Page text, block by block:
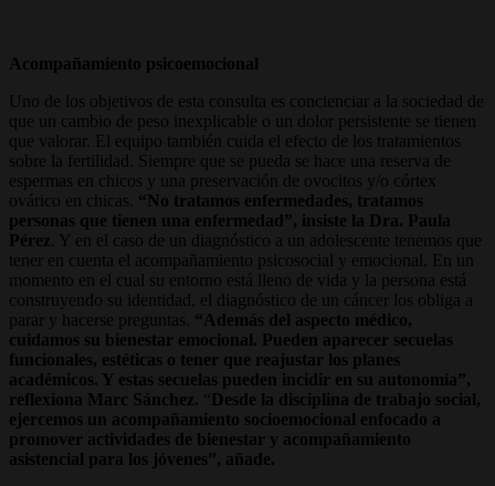
Acompañamiento psicoemocional
Uno de los objetivos de esta consulta es concienciar a la sociedad de
que un cambio de peso inexplicable o un dolor persistente se tienen
que valorar. El equipo también cuida el efecto de los tratamientos
sobre la fertilidad. Siempre que se pueda se hace una reserva de
espermas en chicos y una preservación de ovocitos y/o córtex
ovárico en chicas. “No tratamos enfermedades, tratamos
personas que tienen una enfermedad”, insiste la Dra. Paula
Pérez . Y en el caso de un diagnóstico a un adolescente tenemos que
tener en cuenta el acompañamiento psicosocial y emocional. En un
momento en el cual su entorno está lleno de vida y la persona está
construyendo su identidad, el diagnóstico de un cáncer los obliga a
parar y hacerse preguntas. “Además del aspecto médico,
cuidamos su bienestar emocional. Pueden aparecer secuelas
funcionales, estéticas o tener que reajustar los planes
académicos. Y estas secuelas pueden incidir en su autonomía”,
reflexiona Marc Sánchez. “ Desde la disciplina de trabajo social,
ejercemos un acompañamiento socioemocional enfocado a
promover actividades de bienestar y acompañamiento
asistencial para los jóvenes”, añade.